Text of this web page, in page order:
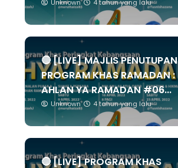
Unknown 4 tahun yang lalu
🔴 [LIVE] MAJLIS PENUTUPAN
PROGRAM KHAS RAMADAN :
AHLAN YA RAMADAN #06...
Unknown 4 tahun yang lalu
🔴 [LIVE] PROGRAM KHAS